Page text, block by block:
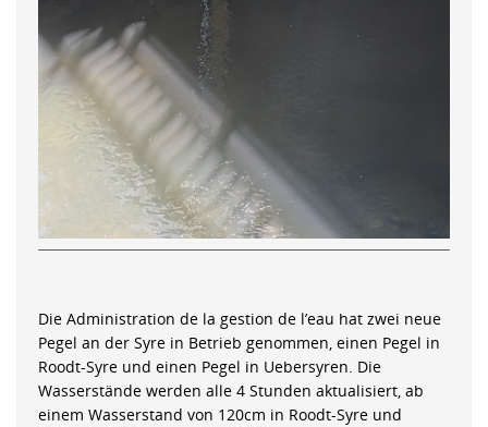
Die Administration de la gestion de l’eau hat zwei neue
Pegel an der Syre in Betrieb genommen, einen Pegel in
Roodt-Syre und einen Pegel in Uebersyren. Die
Wasserstände werden alle 4 Stunden aktualisiert, ab
einem Wasserstand von 120cm in Roodt-Syre und